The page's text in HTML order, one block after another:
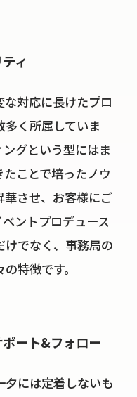
ィ
対応に長けたプロ
く所属していま
グという型にはま
ことで培ったノウ
させ、お客様にご
ントプロデュース
でなく、事務局の
特徴です。
ポート&フォロー
には定着しないも